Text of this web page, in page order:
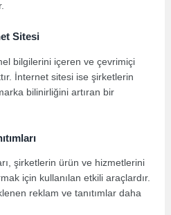
Sitesi
bilgilerini içeren ve çevrimiçi
İnternet sitesi ise şirketlerin
bilinirliğini artıran bir
şirketlerin ürün ve hizmetlerini
için kullanılan etkili araçlardır.
reklam ve tanıtımlar daha